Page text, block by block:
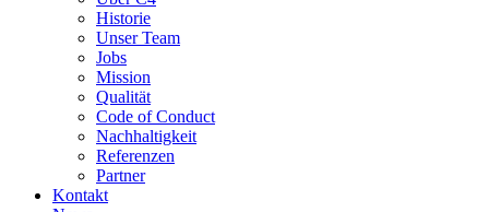
Historie
Unser Team
Jobs
Mission
Qualität
Code of Conduct
Nachhaltigkeit
Referenzen
Partner
Kontakt